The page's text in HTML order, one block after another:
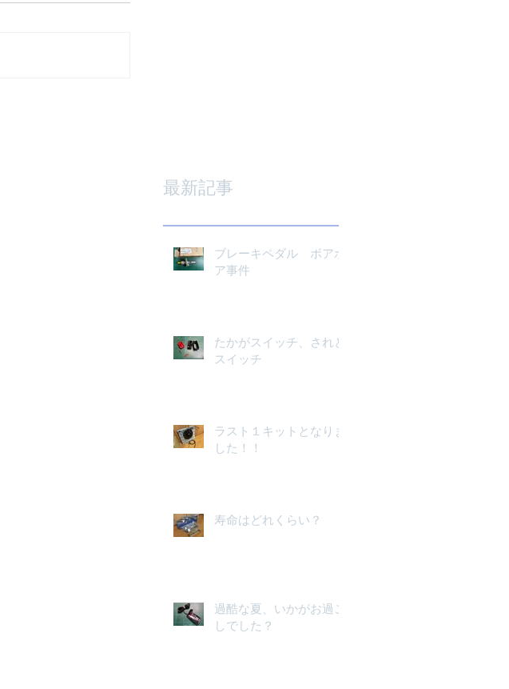
最新記事
ブレーキペダル ボアボ
ア事件
たかがスイッチ、されど
スイッチ
ラスト１キットとなりま
した！！
寿命はどれくらい？
過酷な夏、いかがお過ご
しでした？